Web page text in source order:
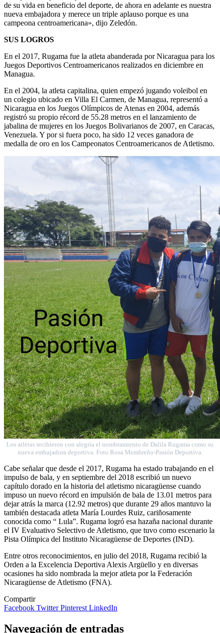
de su vida en beneficio del deporte, de ahora en adelante es nuestra
nueva embajadora y merece un triple aplauso porque es una
campeona centroamericana», dijo Zeledón.
SUS LOGROS
En el 2017, Rugama fue la atleta abanderada por Nicaragua para los
Juegos Deportivos Centroamericanos realizados en diciembre en
Managua.
En el 2004, la atleta capitalina, quien empezó jugando voleibol en
un colegio ubicado en Villa El Carmen, de Managua, representó a
Nicaragua en los Juegos Olímpicos de Atenas en 2004, además
registró su propio récord de 55.28 metros en el lanzamiento de
jabalina de mujeres en los Juegos Bolivarianos de 2007, en Caracas,
Venezuela. Y por si fuera poco, ha sido 12 veces ganadora de
medalla de oro en los Campeonatos Centroamericanos de Atletismo.
Los atletas recibieron con alegría el nombramiento de Dalila Rugama como su
nueva embajadora deportiva. Foto Rosa Membreño-Pasión Deportiva.
Cabe señalar que desde el 2017, Rugama ha estado trabajando en el
impulso de bala, y en septiembre del 2018 escribió un nuevo
capítulo dorado en la historia del atletismo nicaragüense cuando
impuso un nuevo récord en impulsión de bala de 13.01 metros para
dejar atrás la marca (12.92 metros) que durante 29 años mantuvo la
también destacada atleta María Lourdes Ruiz, cariñosamente
conocida como “ Lula”. Rugama logró esa hazaña nacional durante
el IV Evaluativo Selectivo de Atletismo, que tuvo como escenario la
Pista Olímpica del Instituto Nicaragüense de Deportes (IND).
Entre otros reconocimientos, en julio del 2018, Rugama recibió la
Orden a la Excelencia Deportiva Alexis Argüello y en diversas
ocasiones ha sido nombrada la mejor atleta por la Federación
Nicaragüense de Atletismo (FNA).
Compartir
Facebook TwitterPinterest LinkedIn
Navegación de entradas